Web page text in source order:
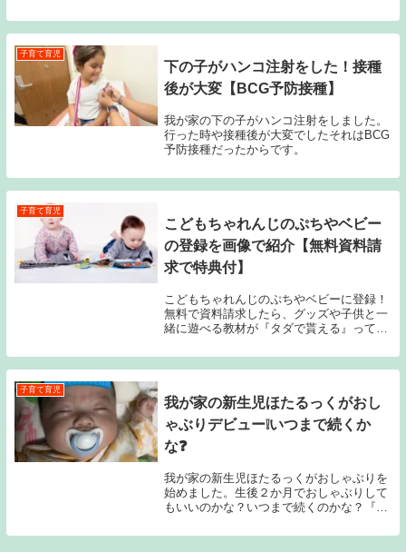
す！
子育て育児
下の子がハンコ注射をした！接種
後が大変【BCG予防接種】
我が家の下の子がハンコ注射をしました。
行った時や接種後が大変でしたそれはBCG
予防接種だったからです。
子育て育児
こどもちゃれんじのぷちやベビー
の登録を画像で紹介【無料資料請
求で特典付】
こどもちゃれんじのぷちやベビーに登録！
無料で資料請求したら、グッズや子供と一
緒に遊べる教材が『タダで貰える』ってキ
募しました。最後に私がやったDMの断り
方も載せてます。
子育て育児
我が家の新生児ほたるっくがおし
ゃぶりデビュー❕いつまで続くか
な❓
我が家の新生児ほたるっくがおしゃぶりを
始めました。生後２か月でおしゃぶりして
もいいのかな？いつまで続くのかな？『結